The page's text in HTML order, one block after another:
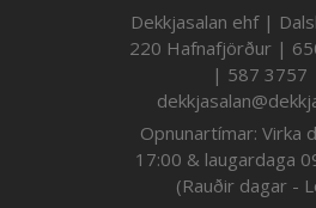
Dekkjasalan ehf |
220 Hafnafjörður |
| 587 3757
Opnunartímar: Virka
17:00 & laugardaga
(Rauðir dagar -